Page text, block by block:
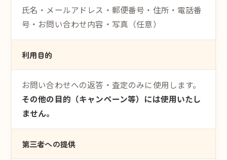
氏名・メールアドレス・郵便番号・住所・電話番
号・お問い合わせ内容・写真（任意）
利用目的
お問い合わせへの返答・査定のみに使用します。
その他の目的（キャンペーン等）には使用いたし
ません。
第三者への提供